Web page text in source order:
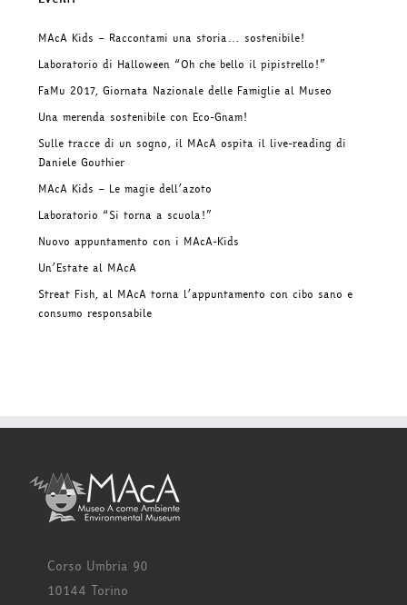
MAcA Kids – Raccontami una storia… sostenibile!
Laboratorio di Halloween “Oh che bello il pipistrello!”
FaMu 2017, Giornata Nazionale delle Famiglie al Museo
Una merenda sostenibile con Eco-Gnam!
Sulle tracce di un sogno, il MAcA ospita il live-reading di
Daniele Gouthier
MAcA Kids – Le magie dell’azoto
Laboratorio “Si torna a scuola!”
Nuovo appuntamento con i MAcA-Kids
Un’Estate al MAcA
Streat Fish, al MAcA torna l’appuntamento con cibo sano e
consumo responsabile
Corso Umbria 90
10144 Torino